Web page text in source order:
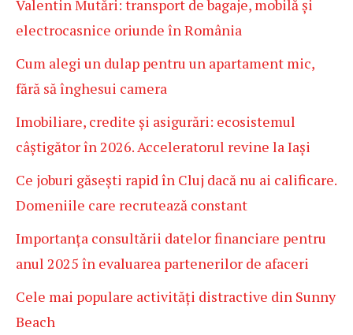
Valentin Mutări: transport de bagaje, mobilă și
electrocasnice oriunde în România
Cum alegi un dulap pentru un apartament mic,
fără să înghesui camera
Imobiliare, credite și asigurări: ecosistemul
câștigător în 2026. Acceleratorul revine la Iași
Ce joburi găsești rapid în Cluj dacă nu ai calificare.
Domeniile care recrutează constant
Importanța consultării datelor financiare pentru
anul 2025 în evaluarea partenerilor de afaceri
Cele mai populare activități distractive din Sunny
Beach